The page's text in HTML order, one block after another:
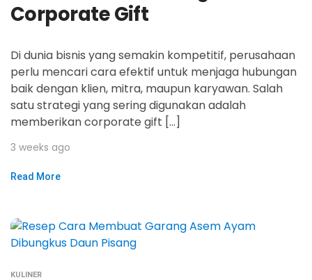
Corporate Gift
Di dunia bisnis yang semakin kompetitif, perusahaan
perlu mencari cara efektif untuk menjaga hubungan
baik dengan klien, mitra, maupun karyawan. Salah
satu strategi yang sering digunakan adalah
memberikan corporate gift […]
3 weeks ago
Read More
KULINER